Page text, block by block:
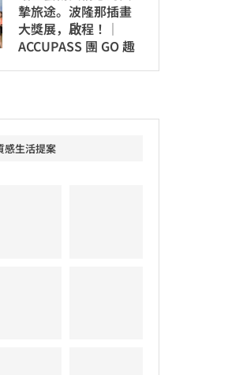
摯旅途。波隆那插畫
大獎展，啟程！│
ACCUPASS 團 GO 趣
感生活提案